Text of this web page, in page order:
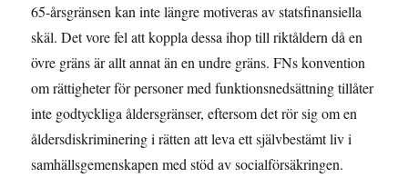
65-årsgränsen kan inte längre motiveras av statsfinansiella
skäl. Det vore fel att koppla dessa ihop till riktåldern då en
övre gräns är allt annat än en undre gräns. FNs konvention
om rättigheter för personer med funktionsnedsättning tillåter
inte godtyckliga åldersgränser, eftersom det rör sig om en
åldersdiskriminering i rätten att leva ett självbestämt liv i
samhällsgemenskapen med stöd av socialförsäkringen.